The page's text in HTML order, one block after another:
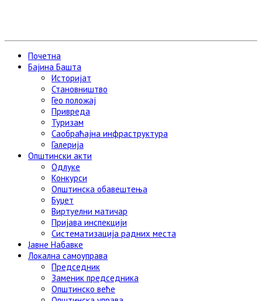
Почетна
Бајина Башта
Историјат
Становништво
Гео положај
Привреда
Туризам
Саобраћајна инфраструктура
Галерија
Општински акти
Одлуке
Конкурси
Општинска обавештења
Буџет
Виртуелни матичар
Пријава инспекцији
Систематизација радних места
Јавне Набавке
Локална самоуправа
Председник
Заменик председника
Општинско веће